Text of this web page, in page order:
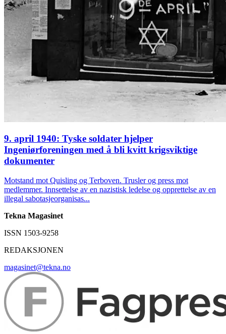
9. april 1940: Tyske soldater hjelper
Ingeniørforeningen med å bli kvitt krigsviktige
dokumenter
Motstand mot Quisling og Terboven. Trusler og press mot
medlemmer. Innsettelse av en nazistisk ledelse og opprettelse av en
illegal sabotasjeorganisas...
Tekna Magasinet
ISSN 1503-9258
REDAKSJONEN
magasinet@tekna.no